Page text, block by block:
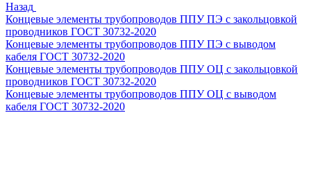
Назад
Концевые элементы трубопроводов ППУ ПЭ с закольцовкой
проводников ГОСТ 30732-2020
Концевые элементы трубопроводов ППУ ПЭ с выводом
кабеля ГОСТ 30732-2020
Концевые элементы трубопроводов ППУ ОЦ с закольцовкой
проводников ГОСТ 30732-2020
Концевые элементы трубопроводов ППУ ОЦ с выводом
кабеля ГОСТ 30732-2020